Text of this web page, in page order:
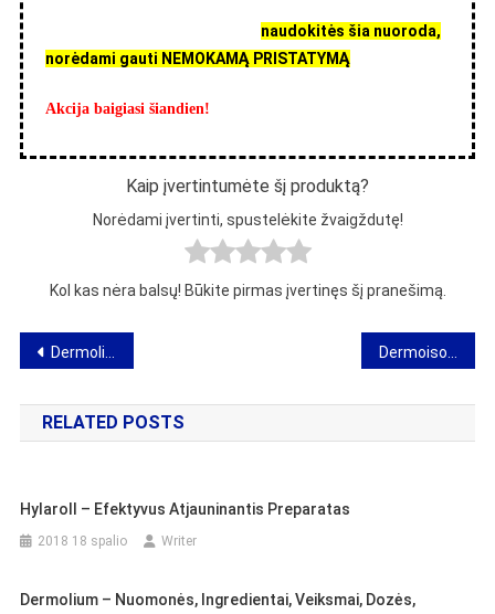
naudokitės šia nuoroda,
norėdami gauti NEMOKAMĄ PRISTATYMĄ
Akcija baigiasi šiandien!
Kaip įvertintumėte šį produktą?
Norėdami įvertinti, spustelėkite žvaigždutę!
Kol kas nėra balsų! Būkite pirmas įvertinęs šį pranešimą.
Navigacija
tarp
įrašų
Dermolium – nuomonės, ingredientai, veiksmai, dozės, parduotuvė, kur nusipirkti
RELATED POSTS
Hylaroll – Efektyvus Atjauninantis Preparatas
2018 18 spalio Writer
Dermolium – Nuomonės, Ingredientai, Veiksmai, Dozės,